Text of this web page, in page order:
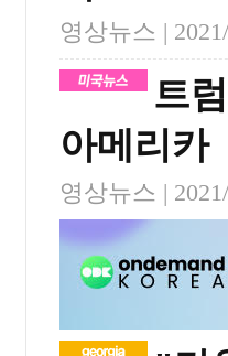
영상뉴스 |
트
아메리카
영상뉴스 |